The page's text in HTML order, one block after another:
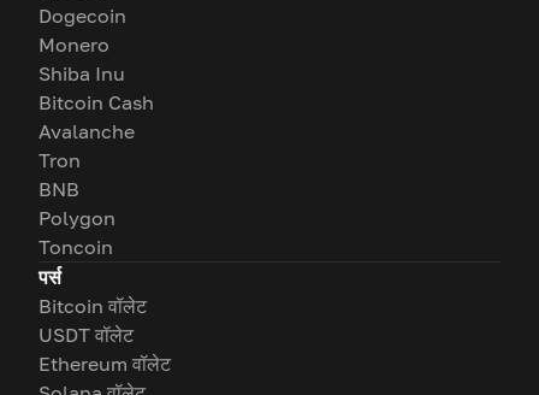
Dogecoin
Monero
Shiba Inu
Bitcoin Cash
Avalanche
Tron
BNB
Polygon
Toncoin
पर्स
Bitcoin वॉलेट
USDT वॉलेट
Ethereum वॉलेट